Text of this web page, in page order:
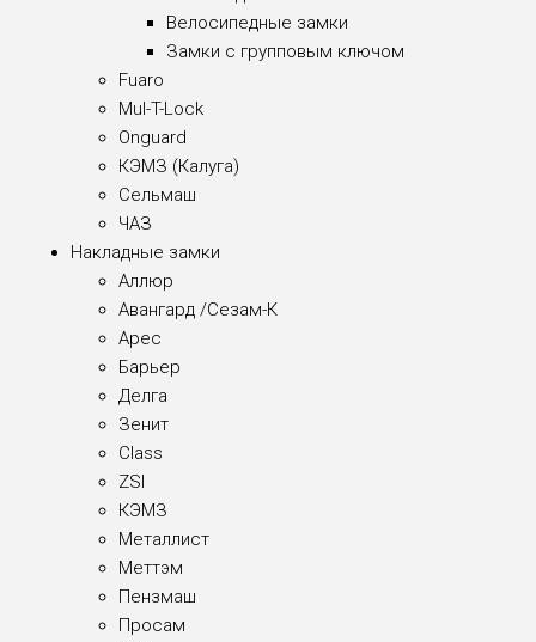
Велосипедные замки
Замки с групповым ключом
Fuaro
Mul-T-Lock
Onguard
КЭМЗ (Калуга)
Сельмаш
ЧАЗ
Накладные замки
Аллюр
Авангард /Сезам-К
Арес
Барьер
Делга
Зенит
Class
ZSI
КЭМЗ
Металлист
Меттэм
Пензмаш
Просам